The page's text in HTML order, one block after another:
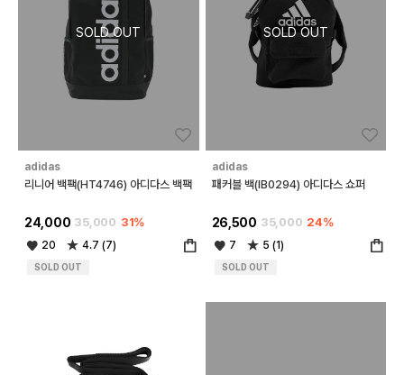
adidas
리니어 백팩(HT4746) 아디다스 백팩
24,000 35,000 31%
20 4.7 (7)
SOLD OUT
adidas
패커블 백(IB0294) 아디다스 쇼퍼
26,500 35,000 24%
7 5 (1)
SOLD OUT